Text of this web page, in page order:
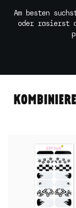
Am besten
oder rasierst